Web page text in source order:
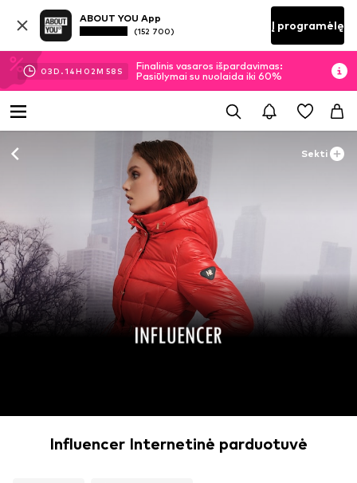
ABOUT YOU App
(152 700) Į programėlę
03D.14H 02M 56 S
Finalinis vasaros išpardavimas:
Pasiūlymai su nuolaida iki 60%
Sekti
Influencer Internetinė parduotuvė